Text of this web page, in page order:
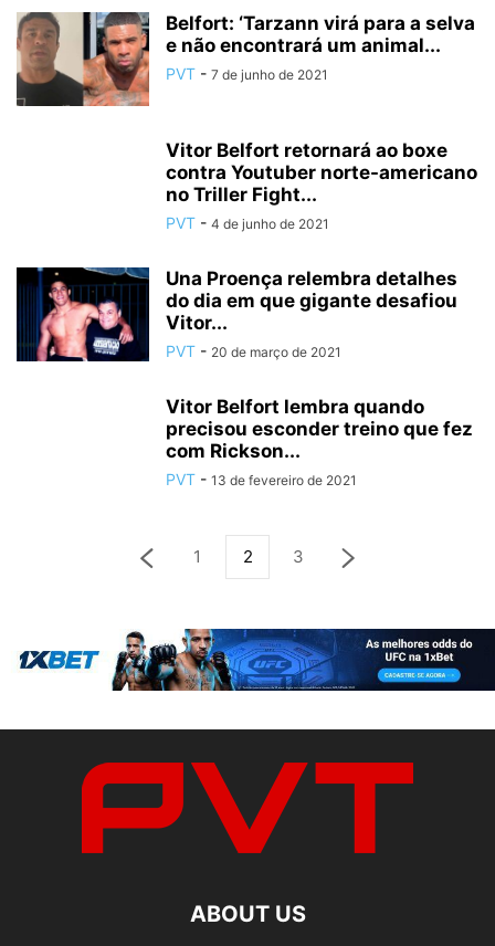
Belfort: ‘Tarzann virá para a selva
e não encontrará um animal...
PVT - 7 de junho de 2021
Vitor Belfort retornará ao boxe
contra Youtuber norte-americano
no Triller Fight...
PVT - 4 de junho de 2021
Una Proença relembra detalhes
do dia em que gigante desafiou
Vitor...
PVT - 20 de março de 2021
Vitor Belfort lembra quando
precisou esconder treino que fez
com Rickson...
PVT - 13 de fevereiro de 2021
1 2 3
ABOUT US